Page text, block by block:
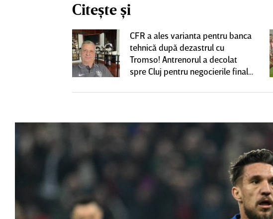
Citește și
CFR a ales varianta pentru banca
tehnică după dezastrul cu
Tromso! Antrenorul a decolat
spre Cluj pentru negocierile finale